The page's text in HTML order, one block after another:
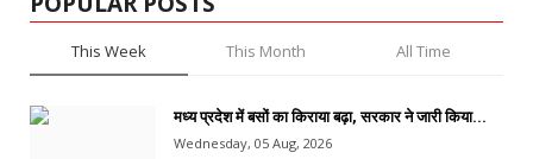
This Week This Month All Time
मध्य प्रदेश में बसों का किराया बढ़ा, सरकार ने जारी किया...
Wednesday, 05 Aug, 2026